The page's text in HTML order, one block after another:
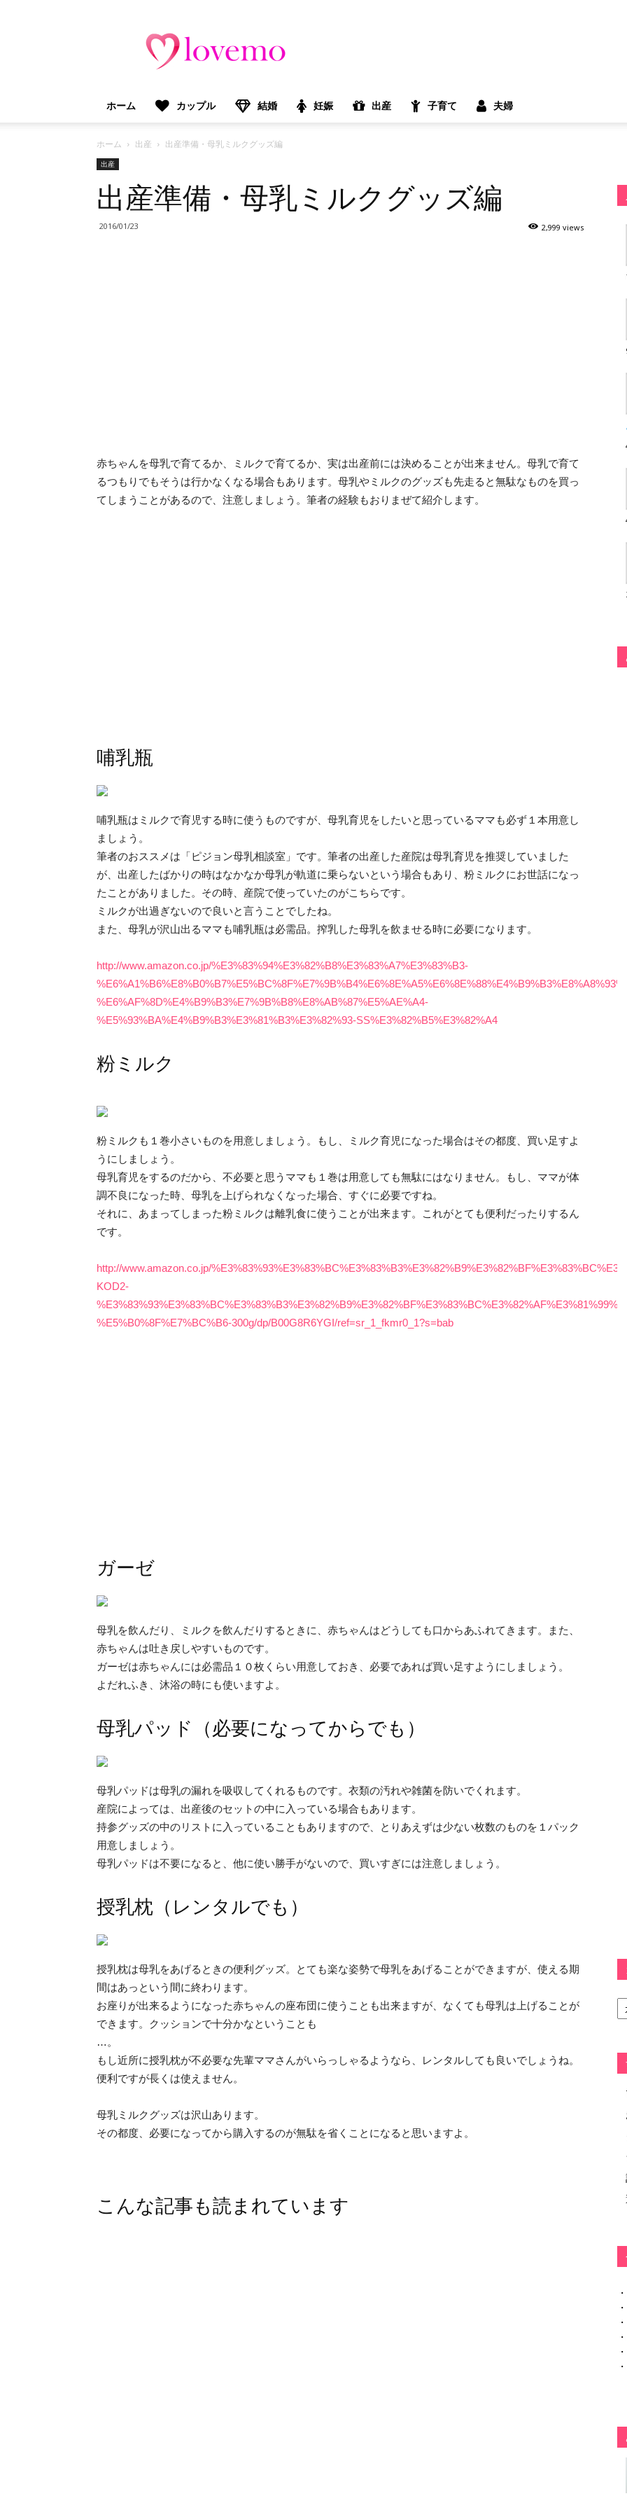
モ）：
プ
マ
け
情
メ
ホーム カップル 結婚 妊娠 出産 子育て 夫婦
ホーム 出産 出産準備・母乳ミルクグッズ編
出産
出産準備・母乳ミルクグッズ編
2016/01/23 2,999 views
赤ちゃんを母乳で育てるか、ミルクで育てるか、実は出産前には決めることが出来ません。母乳で育て
るつもりでもそうは行かなくなる場合もあります。母乳やミルクのグッズも先走ると無駄なものを買っ
てしまうことがあるので、注意しましょう。筆者の経験もおりまぜて紹介します。
哺乳瓶
哺乳瓶はミルクで育児する時に使うものですが、母乳育児をしたいと思っているママも必ず１本用意し
ましょう。
筆者のおススメは「ピジョン母乳相談室」です。筆者の出産した産院は母乳育児を推奨していました
が、出産したばかりの時はなかなか母乳が軌道に乗らないという場合もあり、粉ミルクにお世話になっ
たことがありました。その時、産院で使っていたのがこちらです。
ミルクが出過ぎないので良いと言うことでしたね。
また、母乳が沢山出るママも哺乳瓶は必需品。搾乳した母乳を飲ませる時に必要になります。
http://www.amazon.co.jp/%E3%83%94%E3%82%B8%E3%83%A7%E3%83%B3-
%E6%AF%8D%E4%B9%B3%E7%9B%B8%E8%AB%87%E5%AE%A4-
%E5%93%BA%E4%B9%B3%E3%81%B3%E3%82%93-SS%E3%82%B5%E3%82%A4
粉ミルク
粉ミルクも１巻小さいものを用意しましょう。もし、ミルク育児になった場合はその都度、買い足すよ
うにしましょう。
母乳育児をするのだから、不必要と思うママも１巻は用意しても無駄にはなりません。もし、ママが体
調不良になった時、母乳を上げられなくなった場合、すぐに必要ですね。
それに、あまってしまった粉ミルクは離乳食に使うことが出来ます。これがとても便利だったりするん
です。
http://www.amazon.co.jp/
KOD2-
%E5%B0%8F%E7%BC%B6-300g/dp/B00G8R6YGI/ref=sr_1_fkmr0_1?s=bab
ガーゼ
母乳を飲んだり、ミルクを飲んだりするときに、赤ちゃんはどうしても口からあふれてきます。また、
赤ちゃんは吐き戻しやすいものです。
ガーゼは赤ちゃんには必需品１０枚くらい用意しておき、必要であれば買い足すようにしましょう。
よだれふき、沐浴の時にも使いますよ。
母乳パッド（必要になってからでも）
母乳パッドは母乳の漏れを吸収してくれるものです。衣類の汚れや雑菌を防いでくれます。
産院によっては、出産後のセットの中に入っている場合もあります。
持参グッズの中のリストに入っていることもありますので、とりあえずは少ない枚数のものを１パック
用意しましょう。
母乳パッドは不要になると、他に使い勝手がないので、買いすぎには注意しましょう。
授乳枕（レンタルでも）
授乳枕は母乳をあげるときの便利グッズ。とても楽な姿勢で母乳をあげることができますが、使える期
間はあっという間に終わります。
お座りが出来るようになった赤ちゃんの座布団に使うことも出来ますが、なくても母乳は上げることが
できます。クッションで十分かなということも
…。
もし近所に授乳枕が不必要な先輩ママさんがいらっしゃるようなら、レンタルしても良いでしょうね。
便利ですが長くは使えません。
母乳ミルクグッズは沢山あります。
その都度、必要になってから購入するのが無駄を省くことになると思いますよ。
こんな記事も読まれています
カ
テ
ー
・
・
・
・
・
・